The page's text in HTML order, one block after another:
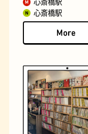
文学碑
心斎橋駅
心斎橋駅